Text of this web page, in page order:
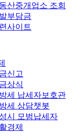
산중개업소 조회
부담금
사이트
신고
상식
세 납세자보호관
세 상담챗봇
시 모범납세자
경제